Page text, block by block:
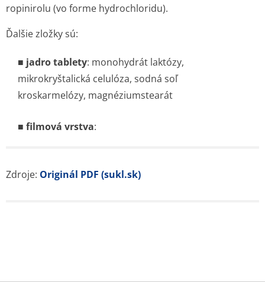
ropinirolu (vo forme hydrochloridu).
Ďalšie zložky sú:
■ jadro tablety: monohydrát laktózy,
mikrokryštalická celulóza, sodná soľ
kroskarmelózy, magnéziumstearát
■ filmová vrstva:
Zdroje: Originál PDF (sukl.sk)